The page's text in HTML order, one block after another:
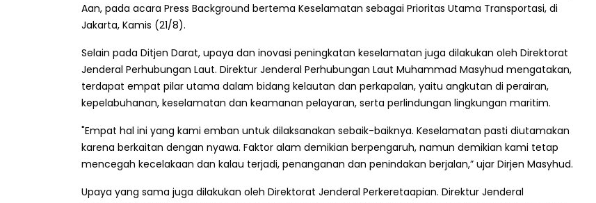
Aan, pada acara Press Background bertema Keselamatan sebagai Prioritas Utama Transportasi, di
Jakarta, Kamis (21/8).
Selain pada Ditjen Darat, upaya dan inovasi peningkatan keselamatan juga dilakukan oleh Direktorat
Jenderal Perhubungan Laut. Direktur Jenderal Perhubungan Laut Muhammad Masyhud mengatakan,
terdapat empat pilar utama dalam bidang kelautan dan perkapalan, yaitu angkutan di perairan,
kepelabuhanan, keselamatan dan keamanan pelayaran, serta perlindungan lingkungan maritim.
"Empat hal ini yang kami emban untuk dilaksanakan sebaik-baiknya. Keselamatan pasti diutamakan
karena berkaitan dengan nyawa. Faktor alam demikian berpengaruh, namun demikian kami tetap
mencegah kecelakaan dan kalau terjadi, penanganan dan penindakan berjalan,” ujar Dirjen Masyhud.
Upaya yang sama juga dilakukan oleh Direktorat Jenderal Perkeretaapian. Direktur Jenderal